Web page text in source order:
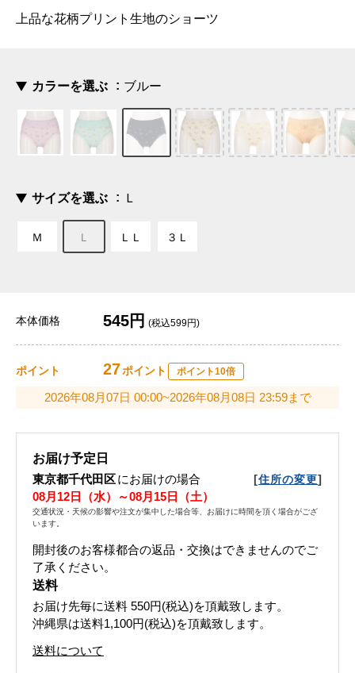
上品な花柄プリント生地のショーツ
カラーを選ぶ ブルー
サイズを選ぶ Ｌ
Ｍ Ｌ ＬＬ ３Ｌ
本体価格 545円 (税込599円)
ポイント 27ポイント ポイント10倍
2026年08月07日 00:00~2026年08月08日 23:59まで
お届け予定日
東京都千代田区にお届けの場合 [住所の変更]
08月12日（水）～08月15日（土）
交通状況・天候の影響や注文が集中した場合等、お届けに時間を頂く場合がござ
います。
開封後のお客様都合の返品・交換はできませんのでご
了承ください。
送料
お届け先毎に送料 550円(税込)を頂戴致します。
沖縄県は送料1,100円(税込)を頂戴致します。
送料について